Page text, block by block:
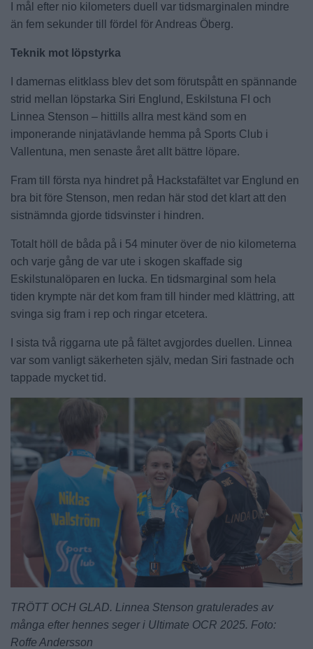
I mål efter nio kilometers duell var tidsmarginalen mindre
än fem sekunder till fördel för Andreas Öberg.
Teknik mot löpstyrka
I damernas elitklass blev det som förutspått en spännande
strid mellan löpstarka Siri Englund, Eskilstuna FI och
Linnea Stenson – hittills allra mest känd som en
imponerande ninjatävlande hemma på Sports Club i
Vallentuna, men senaste året allt bättre löpare.
Fram till första nya hindret på Hackstafältet var Englund en
bra bit före Stenson, men redan här stod det klart att den
sistnämnda gjorde tidsvinster i hindren.
Totalt höll de båda på i 54 minuter över de nio kilometerna
och varje gång de var ute i skogen skaffade sig
Eskilstunalöparen en lucka. En tidsmarginal som hela
tiden krympte när det kom fram till hinder med klättring, att
svinga sig fram i rep och ringar etcetera.
I sista två riggarna ute på fältet avgjordes duellen. Linnea
var som vanligt säkerheten själv, medan Siri fastnade och
tappade mycket tid.
TRÖTT OCH GLAD. Linnea Stenson gratulerades av
många efter hennes seger i Ultimate OCR 2025. Foto:
Roffe Andersson